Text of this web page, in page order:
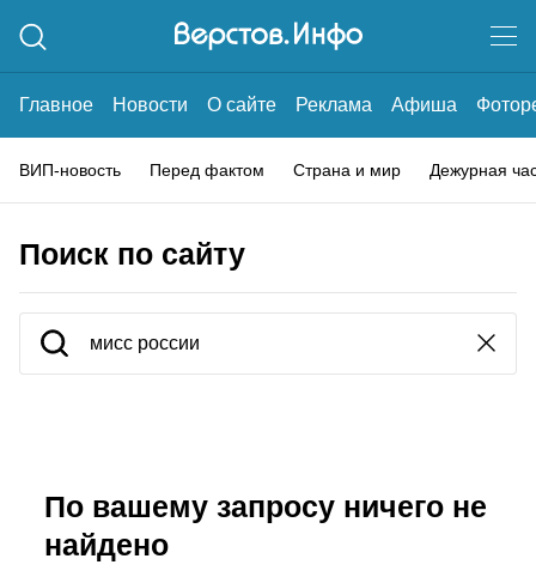
Главное Новости О сайте Реклама Афиша
ВИП-новость Перед фактом Страна и мир Дежурная
Поиск по сайту
По вашему запросу ничего не
найдено